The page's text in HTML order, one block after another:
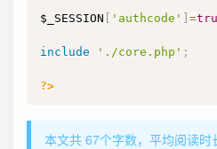
$_SESSION 'authcode' =
include './core.php' ;
?>
本文共 67个字数，平均阅读